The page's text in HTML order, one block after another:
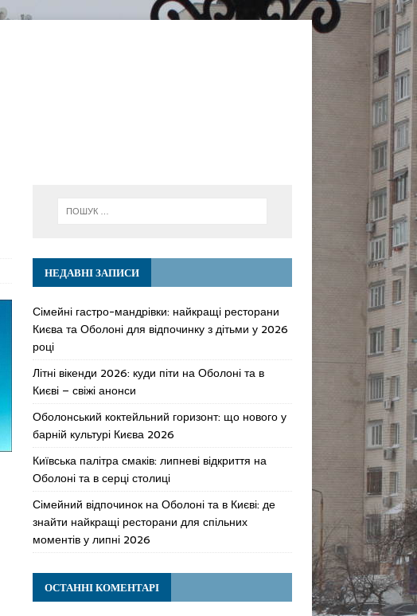
НЕДАВНІ ЗАПИСИ
Сімейні гастро-мандрівки: найкращі ресторани
Києва та Оболоні для відпочинку з дітьми у 2026
році
Літні вікенди 2026: куди піти на Оболоні та в
Києві – свіжі анонси
Оболонський коктейльний горизонт: що нового у
барній культурі Києва 2026
Київська палітра смаків: липневі відкриття на
Оболоні та в серці столиці
Сімейний відпочинок на Оболоні та в Києві: де
знайти найкращі ресторани для спільних
моментів у липні 2026
ОСТАННІ КОМЕНТАРІ